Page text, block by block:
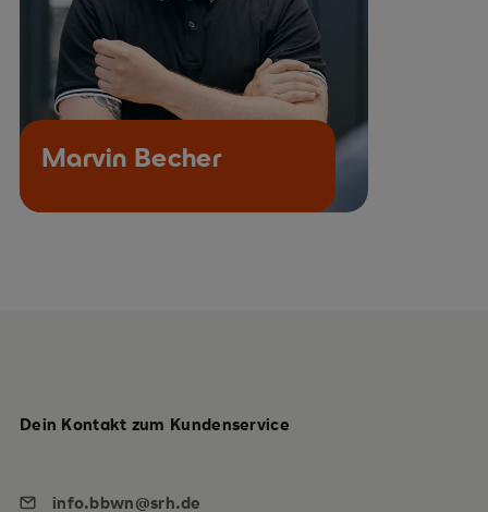
Marvin Becher
Dein Kontakt zum Kundenservice
info.bbwn@srh.de